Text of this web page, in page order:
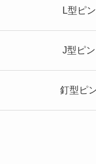
L型ピン
J型ピン
釘型ピ